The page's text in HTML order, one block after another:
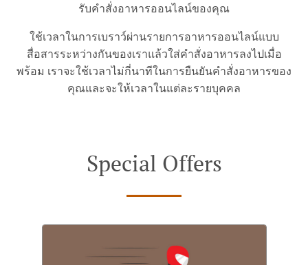
รับคำสั่งอาหารออนไลน์ของคุณ
ใช้เวลาในการเบราว์ผ่านรายการอาหารออนไลน์แบบ
สื่อสารระหว่างกันของเราแล้วใส่คำสั่งอาหารลงไปเมื่อ
พร้อม เราจะใช้เวลาไม่กี่นาทีในการยืนยันคำสั่งอาหารของ
คุณและจะให้เวลาในแต่ละรายบุคคล
Special Offers